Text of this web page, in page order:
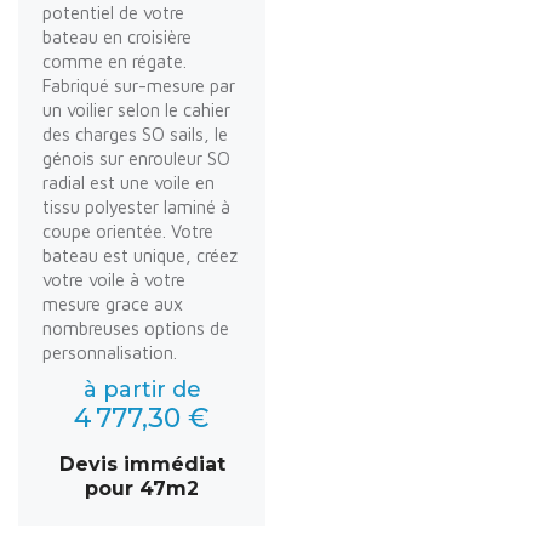
potentiel de votre
bateau en croisière
comme en régate.
Fabriqué sur-mesure par
un voilier selon le cahier
des charges SO sails, le
génois sur enrouleur SO
radial est une voile en
tissu polyester laminé à
coupe orientée. Votre
bateau est unique, créez
votre voile à votre
mesure grace aux
nombreuses options de
personnalisation.
à partir de
4 777,30 €
Devis immédiat
pour 47m2